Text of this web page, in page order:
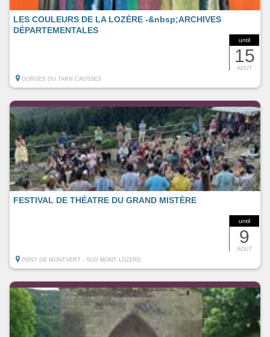
until
15
AOUT
LES COULEURS DE LA LOZÈRE -&nbsp;ARCHIVES
DÉPARTEMENTALES
GORGES DU TARN CAUSSES
until
9
AOUT
FESTIVAL DE THÉATRE DU GRAND MISTÈRE
PONT DE MONTVERT - SUD MONT LOZERE